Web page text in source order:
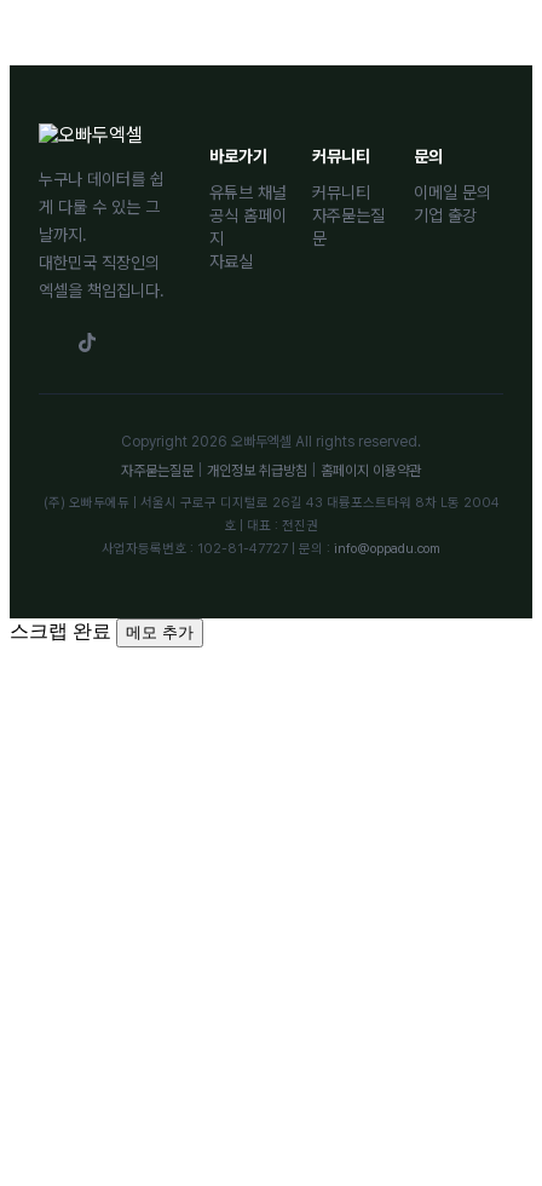
누구나 데이터를 쉽
게 다룰 수 있는 그
날까지.
대한민국 직장인의
엑셀을 책임집니다.
바로가기
유튜브 채널
공식 홈페이
지
자료실
커뮤니티
커뮤니티
자주묻는질
문
문의
이메일 문의
기업 출강
Copyright 2026 오빠두엑셀 All rights reserved.
자주묻는질문
개인정보 취급방침 홈페이지 이용약관
(주) 오빠두에듀 | 서울시 구로구 디지털로 26길 43 대륭포스트타워 8차 L동 2004
호 | 대표 : 전진권
사업자등록번호 : 102-81-47727 | 문의 : info@oppadu.com
스크랩 완료 메모 추가